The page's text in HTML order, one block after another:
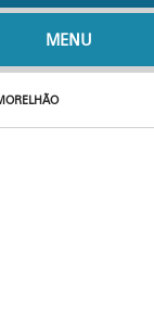
MENU